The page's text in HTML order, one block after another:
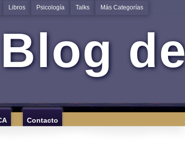
Libros Psicología Talks Más Categorías
Blog
Contacto